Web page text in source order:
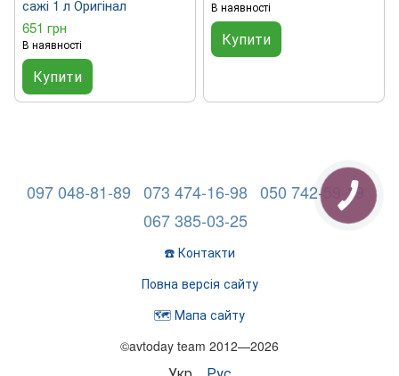
сажі 1 л Оригінал
651 грн
В наявності
Купити
В наявності
Купити
097 048-81-89 073 474-16-98 050 742-59-19
067 385-03-25
☎️ Контакти
Повна версія сайту
🗺️ Мапа сайту
©avtoday team 2012—2026